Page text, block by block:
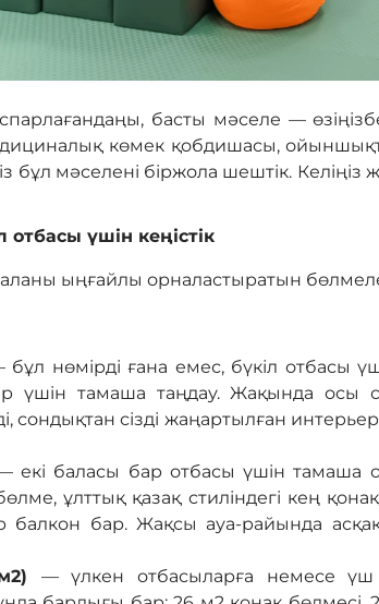
басты мәселе —
көмек қобдишасы,
бұл мәселені біржола шештік.
үшін кеңістік
ыңғайлы орналастыратын
бұл нөмірді ғана емес, бүкіл отбасы
үшін тамаша таңдау. Жақында
сондықтан сізді жаңартылған
екі баласы бар отбасы үшін тамаша
ұлттық қазақ стиліндегі кең
балкон бар. Жақсы ауа-райында
— үлкен отбасыларға немесе үш